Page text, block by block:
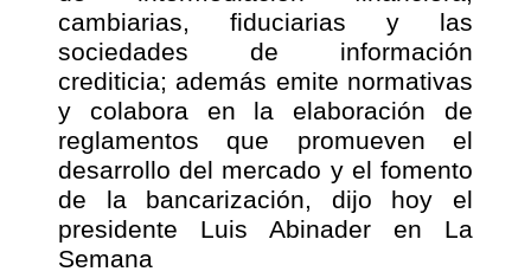
cambiarias, fiduciarias y las
sociedades de información
crediticia; además emite normativas
y colabora en la elaboración de
reglamentos que promueven el
desarrollo del mercado y el fomento
de la bancarización, dijo hoy el
presidente Luis Abinader en La
Semana